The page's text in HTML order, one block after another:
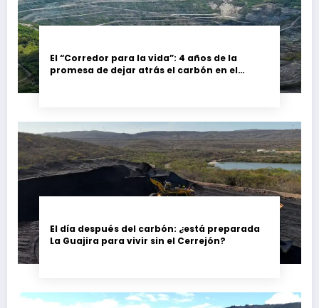
El “Corredor para la vida”: 4 años de la
promesa de dejar atrás el carbón en el
El día después del carbón: ¿está preparada
La Guajira para vivir sin el Cerrejón?